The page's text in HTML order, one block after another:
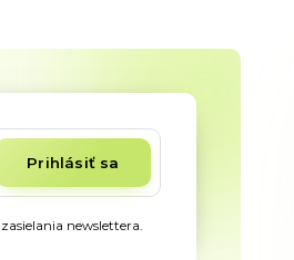
Prihlásiť sa
newslettera.